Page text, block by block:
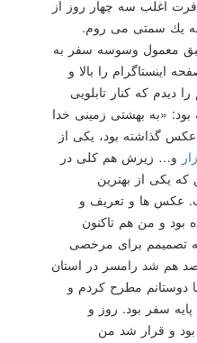
اغلب سه چهار روز از
یك سمتی می روم.
معمول وسوسه سفر به
اینستاگرام را بالا و
دیدم كه كنار تابلویی
بود: «به بهشتی زمینی خدا
گذاشته بود، یكی از
و… زیرش هم كلی در
یكی از بهترین
عكس ها و تعریف و
و من هم تاكنون
تصمیمم برای مرخصی
هم شد رامسر در استان
دوستانم مطرح كردم و
سفر بود. روز و
و قرار شد من